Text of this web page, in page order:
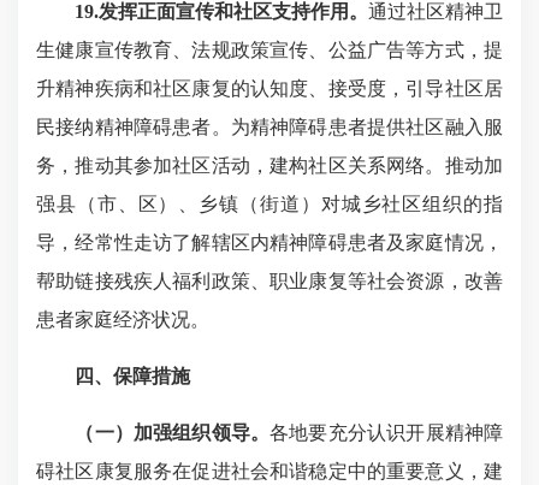
19.发挥正面宣传和社区支持作用。 通过社区精神卫
生健康宣传教育、法规政策宣传、公益广告等方式，提
升精神疾病和社区康复的认知度、接受度，引导社区居
民接纳精神障碍患者。为精神障碍患者提供社区融入服
务，推动其参加社区活动，建构社区关系网络。推动加
强县（市、区）、乡镇（街道）对城乡社区组织的指
导，经常性走访了解辖区内精神障碍患者及家庭情况，
帮助链接残疾人福利政策、职业康复等社会资源，改善
患者家庭经济状况。
四、保障措施
（一）加强组织领导。各地要充分认识开展精神障
碍社区康复服务在促进社会和谐稳定中的重要意义，建